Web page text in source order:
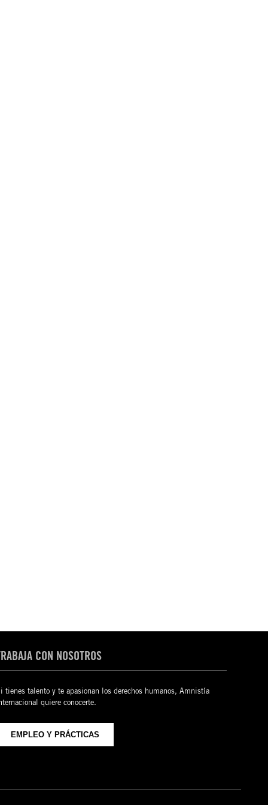
CON NOSOTROS
tienes talento y te apasionan los derechos humanos, Amnistía
quiere conocerte.
EMPLEO Y PRÁCTICAS